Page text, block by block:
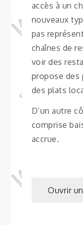
accès à un
nouveaux
pas
chaînes de
voir des
propose
des plats
D’un autre
comprise
accrue.
Ouvrir